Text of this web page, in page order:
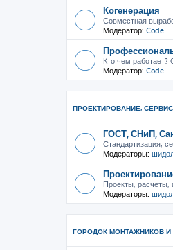
Когенерация
Совместная
Модератор: Code
Кто чем
Модератор: Code
ПРОЕКТИРОВАНИЕ,
ГОСТ, СНиП,
Стандартизация,
Модераторы:
Проекты, расчеты,
Модераторы:
ГОРОДОК МОНТАЖНИКОВ